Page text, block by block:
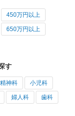
450万円以上
650万円以上
す
精神科 小児科
婦人科 歯科